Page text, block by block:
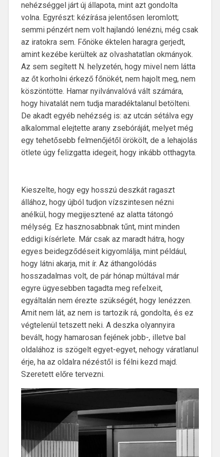
nehézséggel járt új állapota, mint azt gondolta
volna. Egyrészt: kézírása jelentősen leromlott;
semmi pénzért nem volt hajlandó lenézni, még csak
az iratokra sem. Főnöke éktelen haragra gerjedt,
amint kezébe kerültek az olvashatatlan okmányok.
Az sem segített N. helyzetén, hogy mivel nem látta
az őt korholni érkező főnökét, nem hajolt meg, nem
köszöntötte. Hamar nyilvánvalóvá vált számára,
hogy hivatalát nem tudja maradéktalanul betölteni.
De akadt egyéb nehézség is: az utcán sétálva egy
alkalommal elejtette arany zsebóráját, melyet még
egy tehetősebb felmenőjétől örökölt, de a lehajolás
ötlete úgy felizgatta idegeit, hogy inkább otthagyta.
Kieszelte, hogy egy hosszú deszkát ragaszt
állához, hogy újból tudjon vízszintesen nézni
anélkül, hogy megijesztené az alatta tátongó
mélység. Ez hasznosabbnak tűnt, mint minden
eddigi kísérlete. Már csak az maradt hátra, hogy
egyes beidegződéseit kigyomlálja, mint például,
hogy látni akarja, mit ír. Az áthangolódás
hosszadalmas volt, de pár hónap múltával már
egyre ügyesebben tagadta meg refelxeit,
egyáltalán nem érezte szükségét, hogy lenézzen.
Amit nem lát, az nem is tartozik rá, gondolta, és ez
végtelenül tetszett neki. A deszka olyannyira
bevált, hogy hamarosan fejének jobb-, illetve bal
oldalához is szögelt egyet-egyet, nehogy váratlanul
érje, ha az oldalra nézéstől is félni kezd majd.
Szeretett előre tervezni.